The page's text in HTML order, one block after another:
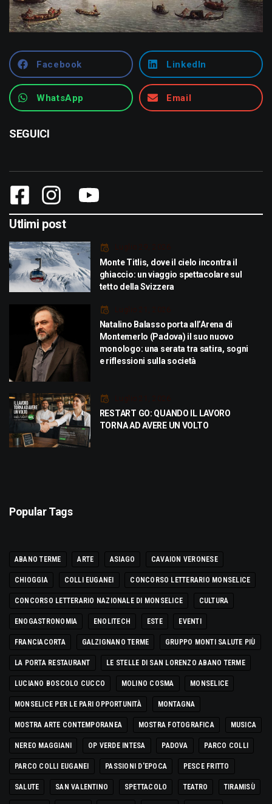
Facebook LinkedIn
WhatsApp Email
SEGUICI
Utlimi post
Luglio 29, 2026
Monte Titlis, dove il cielo incontra il
ghiaccio: un viaggio spettacolare sul
tetto della Svizzera
Luglio 21, 2026
Natalino Balasso porta all’Arena di
Montemerlo (Padova) il suo nuovo
monologo: una serata tra satira, sogni
e riflessioni sulla società
Luglio 21, 2026
RESTART GO: QUANDO IL LAVORO
TORNA AD AVERE UN VOLTO
Popular Tags
ABANO TERME ARTE ASIAGO CAVAION VERONESE
CHIOGGIA COLLI EUGANEI CONCORSO LETTERARIO MONSELICE
CONCORSO LETTERARIO NAZIONALE DI MONSELICE CULTURA
ENOGASTRONOMIA ENOLITECH ESTE EVENTI
FRANCIACORTA GALZIGNANO TERME GRUPPO MONTI SALUTE PIÙ
LA PORTA RESTAURANT LE STELLE DI SAN LORENZO ABANO TERME
LUCIANO BOSCOLO CUCCO MOLINO COSMA MONSELICE
MONSELICE PER LE PARI OPPORTUNITÀ MONTAGNA
MOSTRA ARTE CONTEMPORANEA MOSTRA FOTOGRAFICA MUSICA
NEREO MAGGIANI OP VERDE INTESA PADOVA PARCO COLLI
PARCO COLLI EUGANEI PASSIONI D'EPOCA PESCE FRITTO
SALUTE SAN VALENTINO SPETTACOLO TEATRO TIRAMISÙ